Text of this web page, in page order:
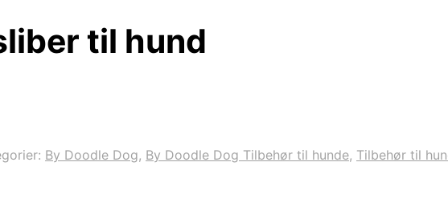
til hund
By Doodle Dog, By Doodle Dog Tilbehør til hunde, Tilbehør til